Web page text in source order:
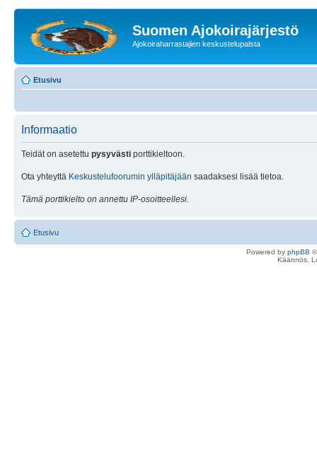
Suomen Ajokoirajärjestö
Ajokoiraharrastajien keskustelupalsta
Etusivu
Informaatio
Teidät on asetettu pysyvästi porttikieltoon.
Ota yhteyttä Keskustelufoorumin ylläpitäjään saadaksesi lisää tietoa.
Tämä porttikielto on annettu IP-osoitteellesi.
Etusivu
Powered by phpBB
Käännös,